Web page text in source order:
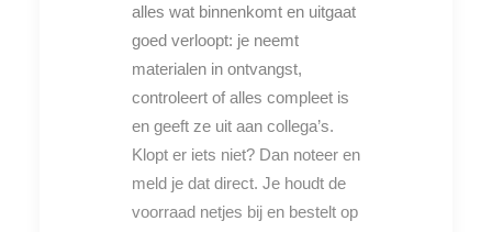
alles wat binnenkomt en uitgaat
goed verloopt: je neemt
materialen in ontvangst,
controleert of alles compleet is
en geeft ze uit aan collega’s.
Klopt er iets niet? Dan noteer en
meld je dat direct. Je houdt de
voorraad netjes bij en bestelt op